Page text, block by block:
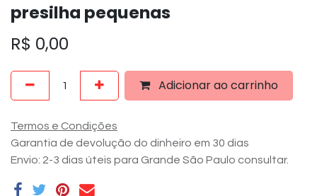
presilha pequenas
R$ 0,00
Adicionar ao carrinho
Termos e Condições
Garantia de devolução do dinheiro em 30 dias
Envio: 2-3 dias úteis para Grande São Paulo consultar.